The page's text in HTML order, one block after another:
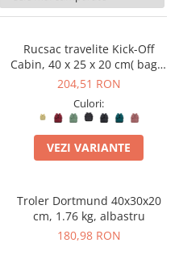
Rucsac travelite Kick-Off
Cabin, 40 x 25 x 20 cm( bagaj
permis gratuit la companii
204,51 RON
Culori:
VEZI VARIANTE
Troler Dortmund 40x30x20
cm, 1.76 kg, albastru
180,98 RON